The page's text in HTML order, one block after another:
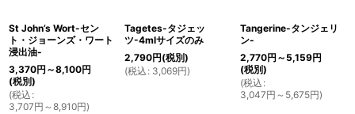
St John’s Wort-セン
ト・ジョーンズ・ワート
浸出油-
3,370円 ～8,100円
(税別)
(税込 :
3,707円 ～8,910円)
Tagetes-タジェッ
ツ-4mlサイズのみ
2,790円(税別)
(税込 : 3,069円)
Tangerine-タンジェリ
ン-
2,770円 ～5,159円
(税別)
(税込 :
3,047円 ～5,675円)